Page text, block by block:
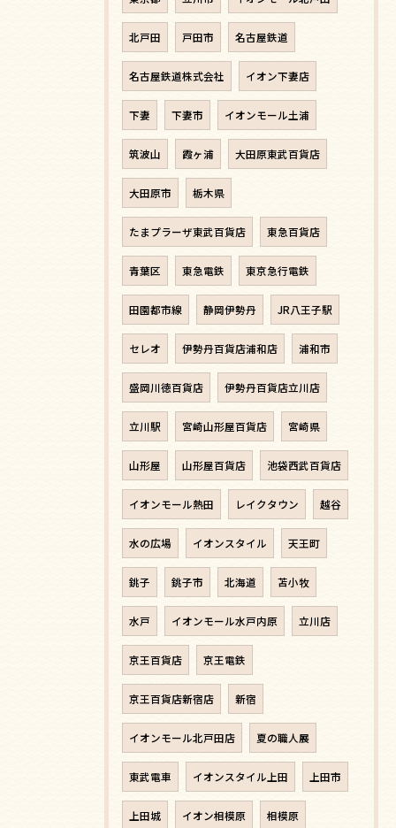
北戸田 戸田市 名古屋鉄道
名古屋鉄道株式会社 イオン下妻店
下妻 下妻市 イオンモール土浦
筑波山 霞ヶ浦 大田原東武百貨店
大田原市 栃木県
たまプラーザ東武百貨店 東急百貨店
青葉区 東急電鉄 東京急行電鉄
田園都市線 静岡伊勢丹 JR八王子駅
セレオ 伊勢丹百貨店浦和店 浦和市
盛岡川徳百貨店 伊勢丹百貨店立川店
立川駅 宮崎山形屋百貨店 宮崎県
山形屋 山形屋百貨店 池袋西武百貨店
イオンモール熱田 レイクタウン 越谷
水の広場 イオンスタイル 天王町
銚子 銚子市 北海道 苫小牧
水戸 イオンモール水戸内原 立川店
京王百貨店 京王電鉄
京王百貨店新宿店 新宿
イオンモール北戸田店 夏の職人展
東武電車 イオンスタイル上田 上田市
上田城 イオン相模原 相模原